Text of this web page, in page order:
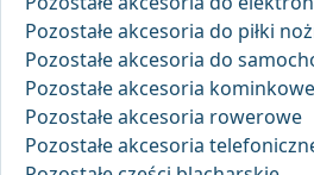
Pozostałe akcesoria do piłki
Pozostałe akcesoria do
Pozostałe akcesoria kominkowe
Pozostałe akcesoria rowerowe
Pozostałe akcesoria